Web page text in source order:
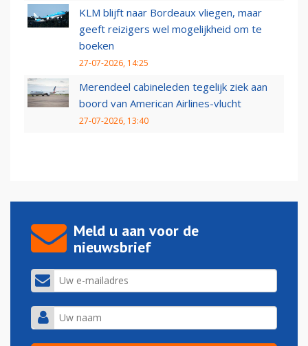
KLM blijft naar Bordeaux vliegen, maar
geeft reizigers wel mogelijkheid om te
boeken
27-07-2026, 14:25
Merendeel cabineleden tegelijk ziek aan
boord van American Airlines-vlucht
27-07-2026, 13:40
Meld u aan voor de
nieuwsbrief